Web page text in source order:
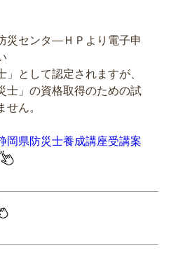
災センタ―ＨＰより電子申
として認定されますが、
士」の資格取得のための試
ん。
岡県防災士養成講座受講案